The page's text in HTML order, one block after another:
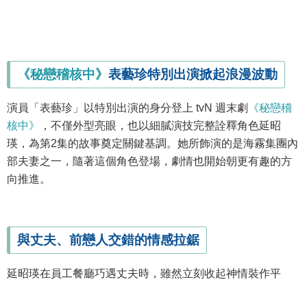
《秘戀稽核中》 表藝珍特別出演掀起浪漫波動
演員「表藝珍」以特別出演的身分登上 tvN 週末劇
《秘戀稽
核中》
，不僅外型亮眼，也以細膩演技完整詮釋角色延昭
瑛，為第2集的故事奠定關鍵基調。她所飾演的是海霧集團內
部夫妻之一，隨著這個角色登場，劇情也開始朝更有趣的方
向推進。
與丈夫、前戀人交錯的情感拉鋸
延昭瑛在員工餐廳巧遇丈夫時，雖然立刻收起神情裝作平